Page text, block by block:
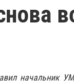
начальник